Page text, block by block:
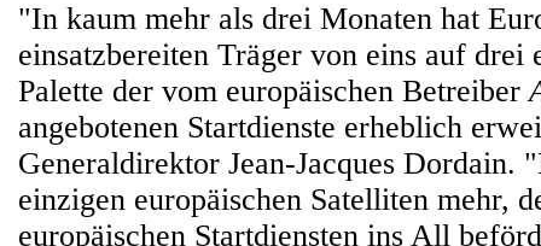
"In kaum mehr als drei Monaten hat
einsatzbereiten Träger von eins auf drei
Palette der vom europäischen Betreiber
angebotenen Startdienste erheblich
Generaldirektor Jean-Jacques Dordain.
einzigen europäischen Satelliten mehr,
europäischen Startdiensten ins All